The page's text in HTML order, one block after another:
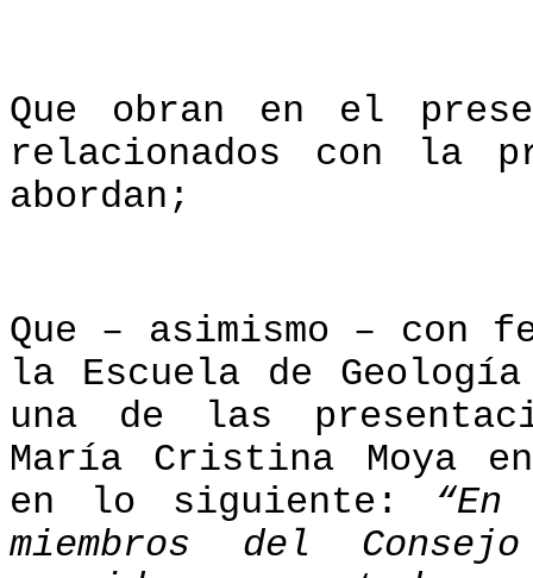
Que obran en el
relacionados con la
abordan;
Que – asimismo – con
la Escuela de
una de las
María Cristina Moya
en lo siguiente:
miembros del